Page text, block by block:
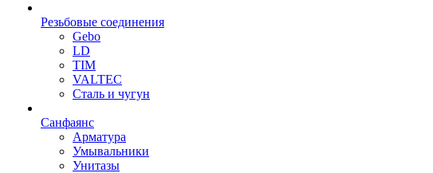
Резьбовые соединения
Gebo
LD
TIM
VALTEC
Сталь и чугун
Санфаянс
Арматура
Умывальники
Унитазы